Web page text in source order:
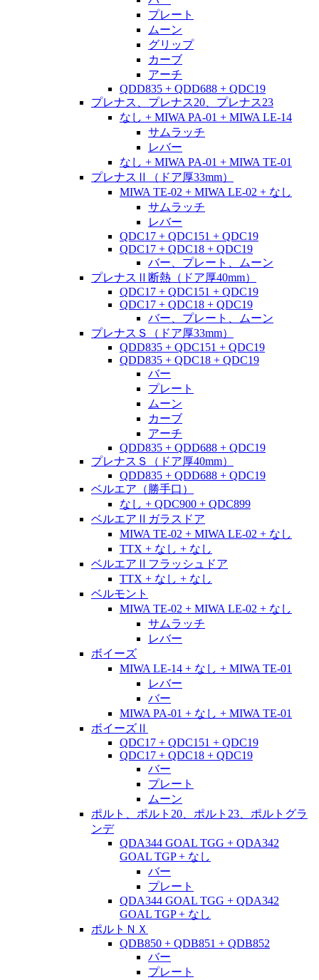
プレート
ムーン
グリップ
カーブ
アーチ
QDD835 + QDD688 + QDC19
プレナス、プレナス20、プレナス23
なし + MIWA PA-01 + MIWA LE-14
サムラッチ
レバー
なし + MIWA PA-01 + MIWA TE-01
プレナスⅡ（ドア厚33mm）
MIWA TE-02 + MIWA LE-02 + なし
サムラッチ
レバー
QDC17 + QDC151 + QDC19
QDC17 + QDC18 + QDC19
バー、プレート、ムーン
プレナスⅡ断熱（ドア厚40mm）
QDC17 + QDC151 + QDC19
QDC17 + QDC18 + QDC19
バー、プレート、ムーン
プレナスＳ（ドア厚33mm）
QDD835 + QDC151 + QDC19
QDD835 + QDC18 + QDC19
バー
プレート
ムーン
カーブ
アーチ
QDD835 + QDD688 + QDC19
プレナスＳ（ドア厚40mm）
QDD835 + QDD688 + QDC19
ベルエア（勝手口）
なし + QDC900 + QDC899
ベルエアⅡガラスドア
MIWA TE-02 + MIWA LE-02 + なし
TTX + なし + なし
ベルエアⅡフラッシュドア
TTX + なし + なし
ベルモント
MIWA TE-02 + MIWA LE-02 + なし
サムラッチ
レバー
ボイーズ
MIWA LE-14 + なし + MIWA TE-01
レバー
バー
MIWA PA-01 + なし + MIWA TE-01
ボイーズⅡ
QDC17 + QDC151 + QDC19
QDC17 + QDC18 + QDC19
バー
プレート
ムーン
ポルト、ポルト20、ポルト23、ポルトグラ
ンデ
QDA344 GOAL TGG + QDA342
GOAL TGP + なし
バー
プレート
QDA344 GOAL TGG + QDA342
GOAL TGP + なし
ポルトＮＸ
QDB850 + QDB851 + QDB852
バー
プレート